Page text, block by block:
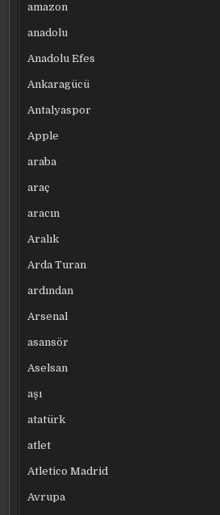
amazon
anadolu
Anadolu Efes
Ankaragücü
Antalyaspor
Apple
araba
araç
aracın
Aralık
Arda Turan
ardından
Arsenal
asansör
Aselsan
aşı
atatürk
atlet
Atletico Madrid
Avrupa